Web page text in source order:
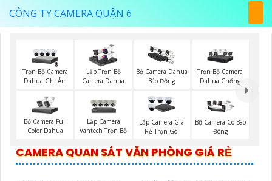
CÔNG TY CAMERA QUẬN 6
Trọn Bộ Camera
Dahua Ghi Âm
Lắp Trọn Bộ
Camera Dahua
Bộ Camera Dahua
Báo Động
Trọn Bộ Camera
Dahua Chống
Bộ Camera Full
Color Dahua
Lắp Camera
Vantech Trọn Bộ
Lắp Camera Giá
Rẻ Trọn Gói
Bộ Camera Có Báo
Đông
CAMERA QUAN SÁT VĂN PHÒNG GIÁ RẺ